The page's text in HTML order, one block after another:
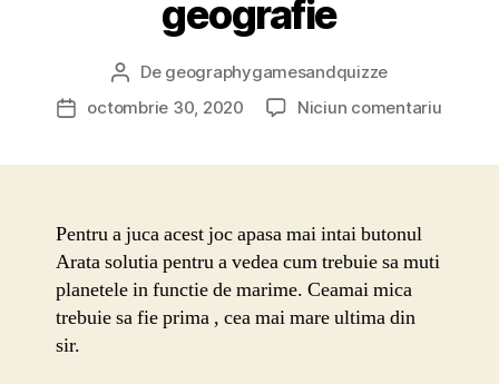
geografie
Autor
articol
De geographygamesandquizze
Datăoctombrie 30, 2020 Niciun comentariula
Pentru a juca acest joc apasa mai intai butonul
Arata solutia pentru a vedea cum trebuie sa muti
planetele in functie de marime. Ceamai mica
trebuie sa fie prima , cea mai mare ultima din
sir.